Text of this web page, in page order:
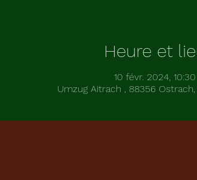
Heure et
10 févr. 2024, 10:30
Umzug Aitrach , 88356